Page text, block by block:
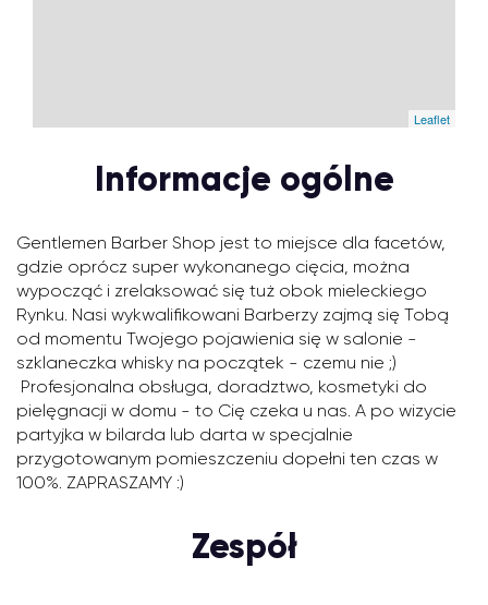
Leaflet
Informacje ogólne
Gentlemen Barber Shop jest to miejsce dla facetów,
gdzie oprócz super wykonanego cięcia, można
wypocząć i zrelaksować się tuż obok mieleckiego
Rynku. Nasi wykwalifikowani Barberzy zajmą się Tobą
od momentu Twojego pojawienia się w salonie -
szklaneczka whisky na początek - czemu nie ;)
Profesjonalna obsługa, doradztwo, kosmetyki do
pielęgnacji w domu - to Cię czeka u nas. A po wizycie
partyjka w bilarda lub darta w specjalnie
przygotowanym pomieszczeniu dopełni ten czas w
100%. ZAPRASZAMY :)
Zespół